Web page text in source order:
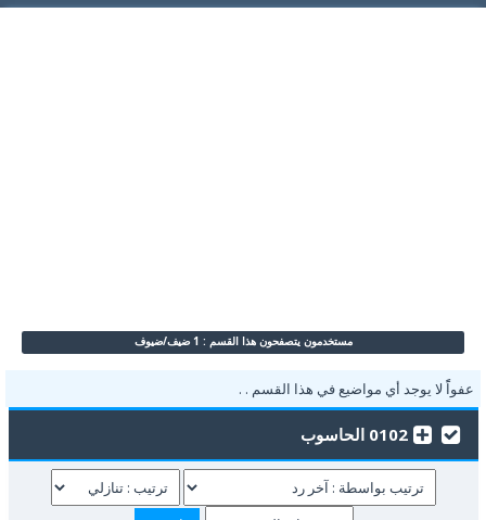
مستخدمون يتصفحون هذا القسم : 1 ضيف/ضيوف
عفواًً لا يوجد أي مواضيع في هذا القسم . .
0102 الحاسوب